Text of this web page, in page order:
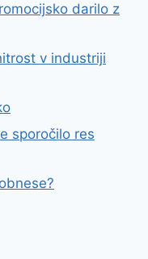
darilo z
v industriji
sporočilo res